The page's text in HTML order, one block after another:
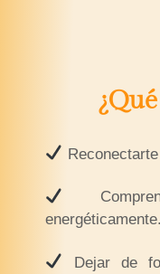
energéticamente.
Dejar de